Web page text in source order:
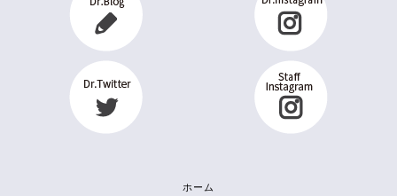
ホーム